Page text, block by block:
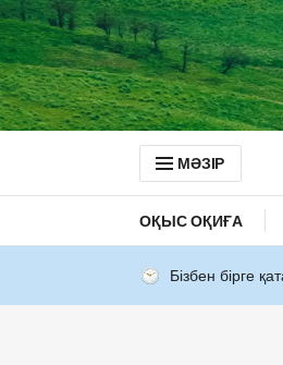
МӘЗІР
ОҚЫС ОҚИҒА
Бізбен бірге